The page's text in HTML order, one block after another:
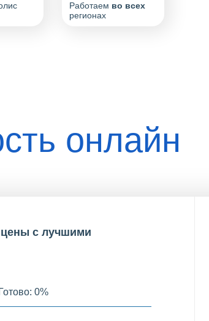
Работаем во всех
регионах
онлайн
с лучшими
Готово: 0%